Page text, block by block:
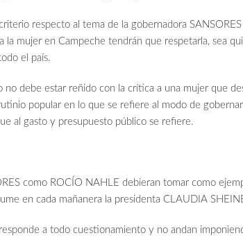
respecto al tema de la gobernadora
la mujer en Campeche tendrán que respetarla, sea
el país.
no debe estar reñido con la crítica a una mujer que
popular en lo que se refiere al modo de
al gasto y presupuesto público se refiere.
como ROCÍO NAHLE debieran tomar como
en cada mañanera la presidenta CLAUDIA
responde a todo cuestionamiento y no andan